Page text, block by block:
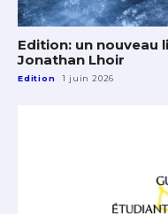
Edition: un nouveau
Jonathan Lhoir
Edition 1 juin 2026